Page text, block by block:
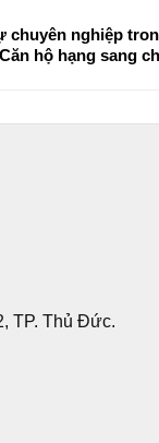
chuyên nghiệp
Căn hộ hạng sang
TP. Thủ Đức.